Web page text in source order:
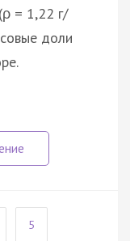
= 1,22 г/
доли
5